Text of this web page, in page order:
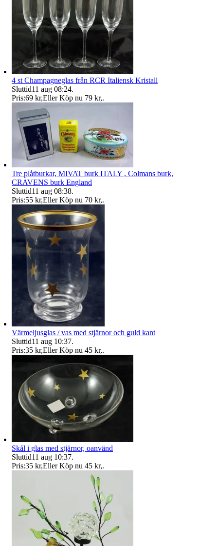
4 st Champagneglas från RCR Italiensk Kristall
Sluttid11 aug 08:24.
Pris:69 kr,Eller Köp nu 79 kr,.
Tre plåtburkar, MIVAT burk ITALY , Colmans burk,
CRAVENS burk England
Sluttid11 aug 08:38.
Pris:55 kr,Eller Köp nu 70 kr,.
Värmeljusglas / vas med stjärnor och guld kant
Sluttid11 aug 10:37.
Pris:35 kr,Eller Köp nu 45 kr,.
Skål i glas med stjärnor, oanvänd
Sluttid11 aug 10:37.
Pris:35 kr,Eller Köp nu 45 kr,.